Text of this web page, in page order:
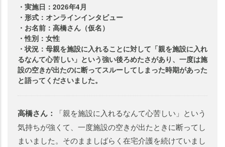
・実施日：2026年4月
・形式：オンラインインタビュー
・お名前：高橋さん（仮名）
・性別：女性
・状況：母親を施設に入れることに対して「親を施設に入れ
るなんて心苦しい」という強い後ろめたさがあり、一度は施
設の空きが出たのに断ってスルーしてしまった時期があった
と語ってくださいました。
高橋さん：
「親を施設に入れるなんて心苦しい」という
気持ちが強くて、一度施設の空きが出たときに断ってし
まいました。そのまましばらく在宅介護を続けていまし